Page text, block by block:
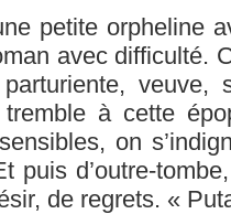
petite orpheline
avec difficulté.
veuve,
tremble à cette
on
puis d’outre-
de regrets. «